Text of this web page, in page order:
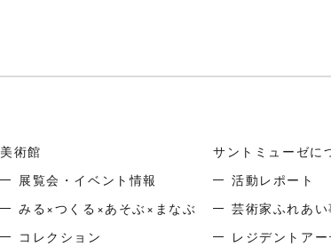
美術館
展覧会・イベント情報
みる×つくる×あそぶ×まなぶ
コレクション
サントミューゼに
活動レポート
芸術家ふれあい
レジデントアー